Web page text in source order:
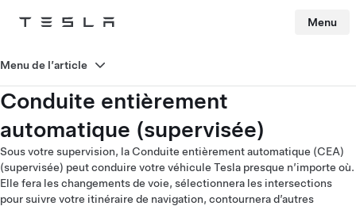
Tesla Menu
Conduite entièrement
automatique (supervisée)
Sous votre supervision, la Conduite entièrement automatique (CEA)
(supervisée) peut conduire votre véhicule Tesla presque n’importe où.
Elle fera les changements de voie, sélectionnera les intersections
pour suivre votre itinéraire de navigation, contournera d’autres
Menu de l’article